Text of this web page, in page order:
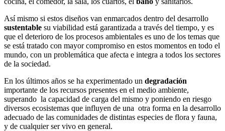
Así mismo si estos diseños van enmarcados dentro del desarrollo
sustentable su viabilidad está garantizada a través del tiempo, y es
que el deterioro de los procesos ambientales es uno de los temas que
se está tratado con mayor compromiso en estos momentos en todo el
mundo, con un problemática que afecta e integra a todos los sectores
de la sociedad.
En los últimos años se ha experimentado un degradación
importante de los recursos presentes en el medio ambiente,
superando la capacidad de carga del mismo y poniendo en riesgo
diversos ecosistemas que influyen de una otra forma en la desarrollo
adecuado de las comunidades de distintas especies de flora y fauna,
y de cualquier ser vivo en general.